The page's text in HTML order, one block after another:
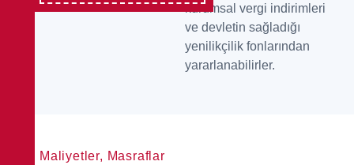
kurumsal vergi indirimleri
ve devletin sağladığı
yenilikçilik fonlarından
yararlanabilirler.
Maliyetler, Masraflar